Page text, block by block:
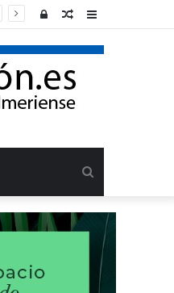
Barra
Publicación
azar
Acceso
por